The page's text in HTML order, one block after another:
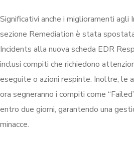
Significativi anche i miglioramenti agli
sezione Remediation è stata
Incidents alla nuova scheda EDR
inclusi compiti che richiedono
eseguite o azioni respinte. Inoltre, le
ora segneranno i compiti come
entro due giorni, garantendo una
minacce.